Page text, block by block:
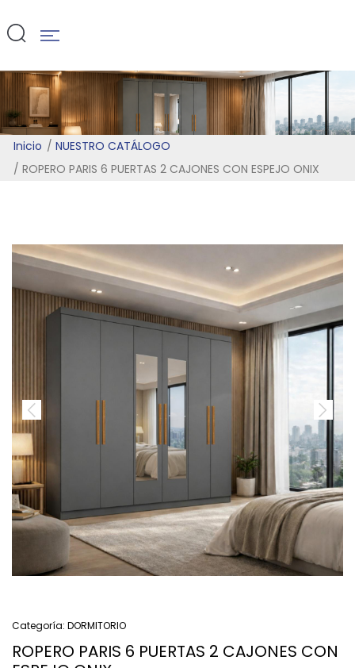
Inicio
NUESTRO CATÁLOGO
ROPERO PARIS 6 PUERTAS 2 CAJONES CON ESPEJO ONIX
Categoría: DORMITORIO
ROPERO PARIS 6 PUERTAS 2 CAJONES CON